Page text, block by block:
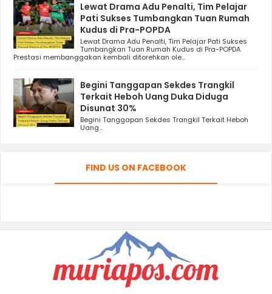
Lewat Drama Adu Penalti, Tim Pelajar
Pati Sukses Tumbangkan Tuan Rumah
Kudus di Pra-POPDA
Lewat Drama Adu Penalti, Tim Pelajar Pati Sukses
Tumbangkan Tuan Rumah Kudus di Pra-POPDA
Prestasi membanggakan kembali ditorehkan ole...
Begini Tanggapan Sekdes Trangkil
Terkait Heboh Uang Duka Diduga
Disunat 30%
Begini Tanggapan Sekdes Trangkil Terkait Heboh
Uang...
FIND US ON FACEBOOK